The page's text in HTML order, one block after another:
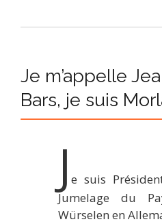
Je m’appelle
Bars, je suis
J e suis
Jumelage du
Würselen en